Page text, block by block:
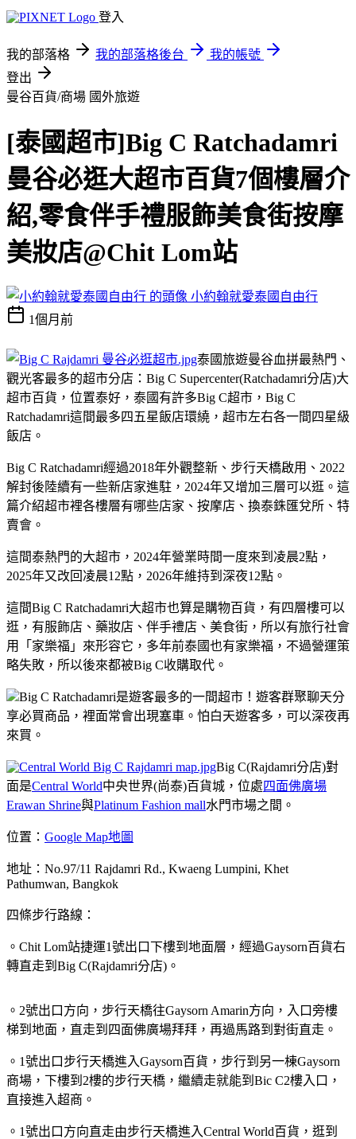
登入
我的部落格 我的部落格後台
我的帳號
登出
曼谷百貨/商場 國外旅遊
[泰國超市]Big C Ratchadamri
曼谷必逛大超市百貨7個樓層介
紹,零食伴手禮服飾美食街按摩
美妝店@Chit Lom站
小約翰就愛泰國自由行
1個月前
泰國旅遊曼谷血拼最熱門、
觀光客最多的超市分店：Big C Supercenter(Ratchadamri分店)大
超市百貨，位置泰好，泰國有許多Big C超市，Big C
Ratchadamri這間最多四五星飯店環繞，超市左右各一間四星級
飯店。
Big C Ratchadamri經過2018年外觀整新、步行天橋啟用、2022
解封後陸續有一些新店家進駐，2024年又增加三層可以逛。這
篇介紹超市裡各樓層有哪些店家、按摩店、換泰銖匯兌所、特
賣會。
這間泰熱門的大超市，2024年營業時間一度來到凌晨2點，
2025年又改回凌晨12點，2026年維持到深夜12點。
這間Big C Ratchadamri大超市也算是購物百貨，有四層樓可以
逛，有服飾店、藥妝店、伴手禮店、美食街，所以有旅行社會
用「家樂福」來形容它，多年前泰國也有家樂福，不過營運策
略失敗，所以後來都被Big C收購取代。
Big C Ratchadamri是遊客最多的一間超市！遊客群聚聊天分
享必買商品，裡面常會出現塞車。怕白天遊客多，可以深夜再
來買。
Big C(Rajdamri分店)對
面是Central World中央世界(尚泰)百貨城，位處四面佛廣場
Erawan Shrine與Platinum Fashion mall水門市場之間。
位置： Google Map地圖
地址：No.97/11 Rajdamri Rd., Kwaeng Lumpini, Khet
Pathumwan, Bangkok
四條步行路線：
。Chit Lom站捷運1號出口下樓到地面層，經過Gaysorn百貨右
轉直走到Big C(Rajdamri分店)。
。2號出口方向，步行天橋往Gaysorn Amarin方向，入口旁樓
梯到地面，直走到四面佛廣場拜拜，再過馬路到對街直走。
。1號出口步行天橋進入Gaysorn百貨，步行到另一棟Gaysorn
商場，下樓到2樓的步行天橋，繼續走就能到Bic C2樓入口，
直接進入超商。
。1號出口方向直走由步行天橋進入Central World百貨，逛到